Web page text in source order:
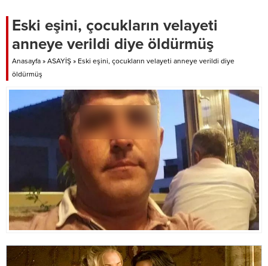
Eski eşini, çocukların velayeti
anneye verildi diye öldürmüş
Anasayfa » ASAYİŞ » Eski eşini, çocukların velayeti anneye verildi diye
öldürmüş